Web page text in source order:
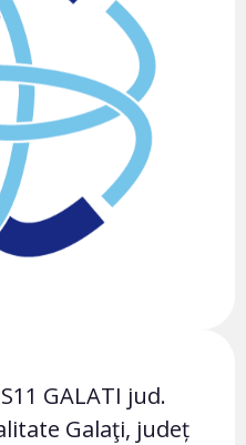
GALATI jud.
Galaţi, județ